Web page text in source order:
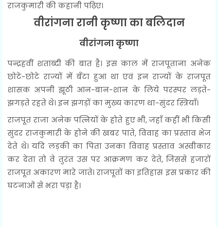
राजकुमारी की कहानी पढ़िए।
वीरांगना रानी कृष्णा का बलिदान
वीरांगना कृष्णा
पन्द्रहवीं शताब्दी की बात है। इस काल में राजपूताना अनेक
छोटे-छोटे राज्यों में बँटा हुआ था एवं इन राज्यों के राजपूत
शासक अपनी झूठी आन-बान-शान के लिये परस्पर लड़ते-
झगड़ते रहते थे। इन झगड़ों का मुख्य कारण था-सुंदर स्त्रियाँ।
राजपूत राजा अनेक पत्नियों के होते हुए भी, जहाँ कहीं भी किसी
सुंदर राजकुमारी के होने की खबर पाते, विवाह का प्रस्ताव भेज
देते थे। यदि लड़की का पिता उनका विवाह प्रस्ताव अस्वीकार
कर देता तो वे तुरंत उस पर आक्रमण कर देते, जिससे हजारों
राजपूत अकारण मारे जाते। राजपूतों का इतिहास इस प्रकार की
घटनाओं से भरा पड़ा है।